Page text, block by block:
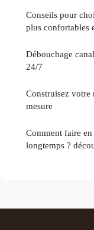
Conseils pour
plus confortables
Débouchage
24/7
Construisez votre
mesure
Comment faire
longtemps ?